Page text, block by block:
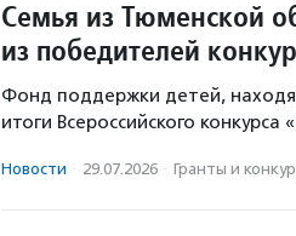
Семья из Тюменской
из победителей
Фонд поддержки детей,
итоги Всероссийского конкурса
Новости · 29.07.2026 · Гранты и